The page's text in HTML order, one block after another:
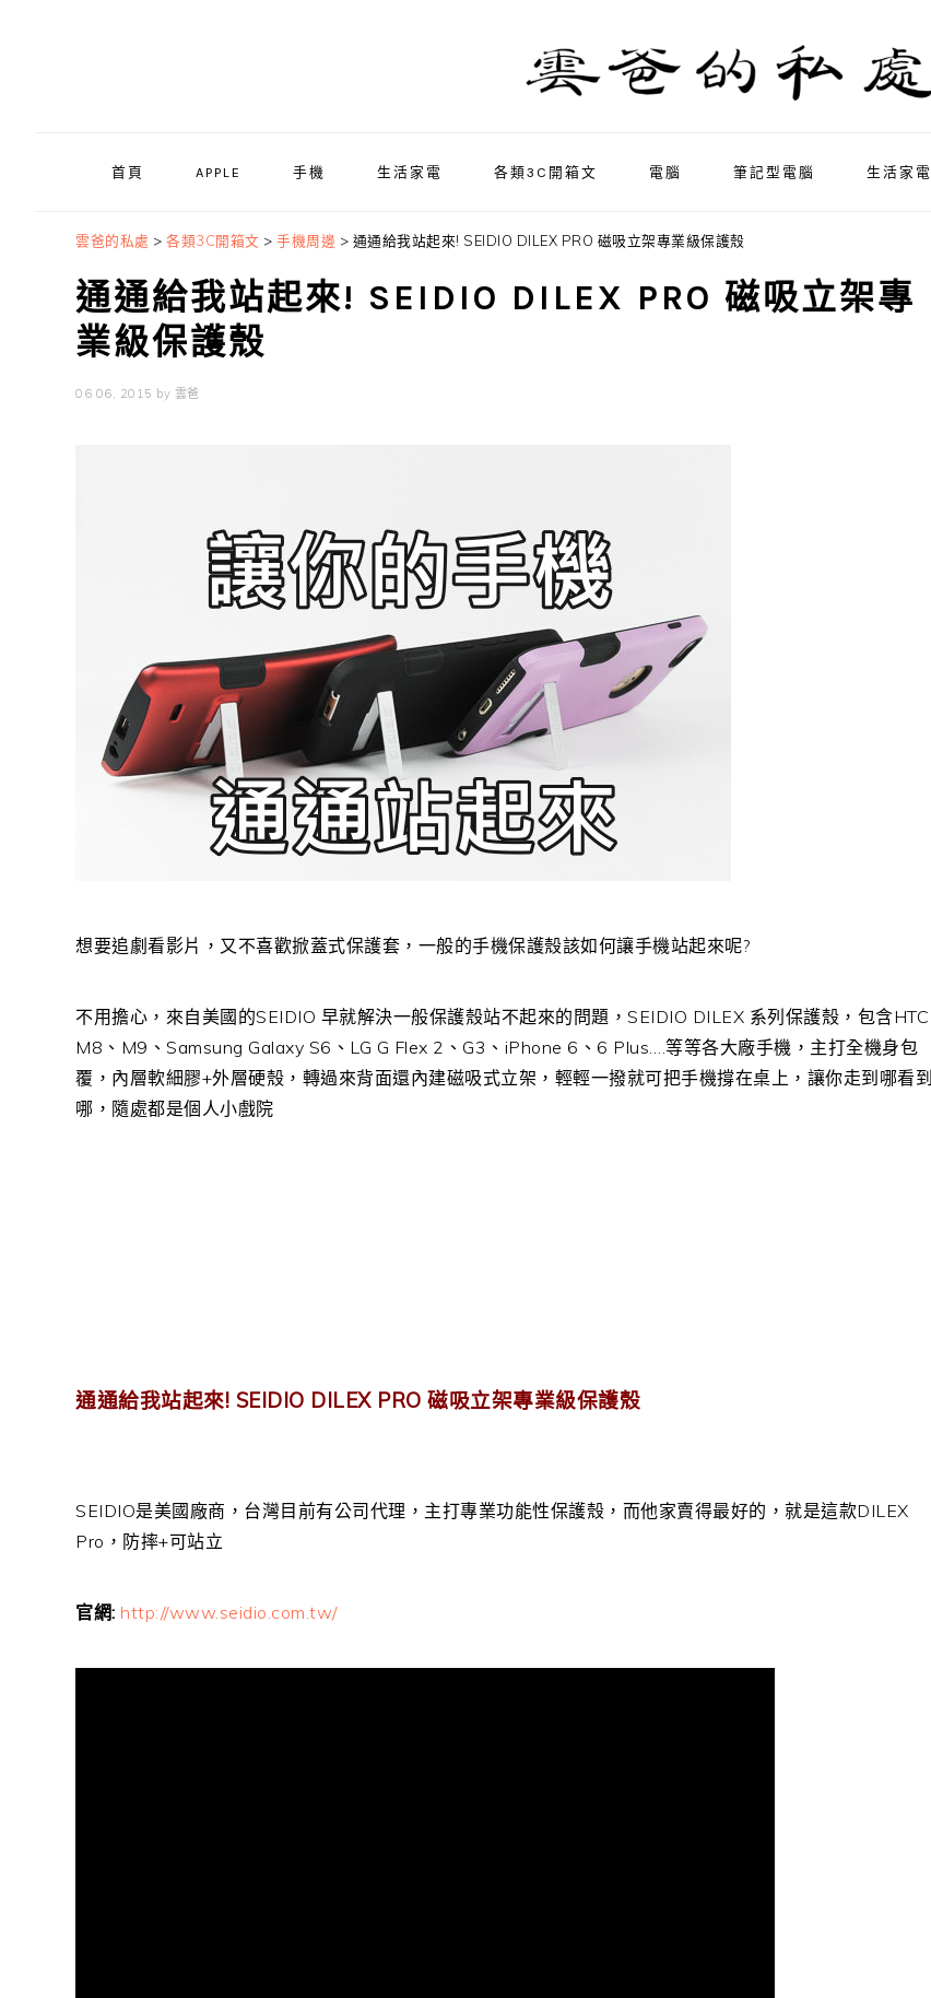
首頁 APPLE 手機 生活家電 各類3C開箱文 電腦 筆記型電腦 生活家電
雲爸的私處 > 各類3C開箱文 > 手機周邊 > 通通給我站起來! SEIDIO DILEX PRO 磁吸立架專業級保護殼
通通給我站起來! SEIDIO DILEX PRO 磁吸立架專
業級保護殼
06 06, 2015 by 雲爸
想要追劇看影片，又不喜歡掀蓋式保護套，一般的手機保護殼該如何讓手機站起來呢?
不用擔心，來自美國的SEIDIO 早就解決一般保護殼站不起來的問題，SEIDIO DILEX 系列保護殼，包含HTC
M8、M9、Samsung Galaxy S6、LG G Flex 2、G3、iPhone 6、6 Plus….等等各大廠手機，主打全機身包
覆，內層軟細膠+外層硬殼，轉過來背面還內建磁吸式立架，輕輕一撥就可把手機撐在桌上，讓你走到哪看到
哪，隨處都是個人小戲院
通通給我站起來! SEIDIO DILEX PRO 磁吸立架專業級保護殼
SEIDIO是美國廠商，台灣目前有公司代理，主打專業功能性保護殼，而他家賣得最好的，就是這款DILEX
Pro，防摔+可站立
官網: http://www.seidio.com.tw/